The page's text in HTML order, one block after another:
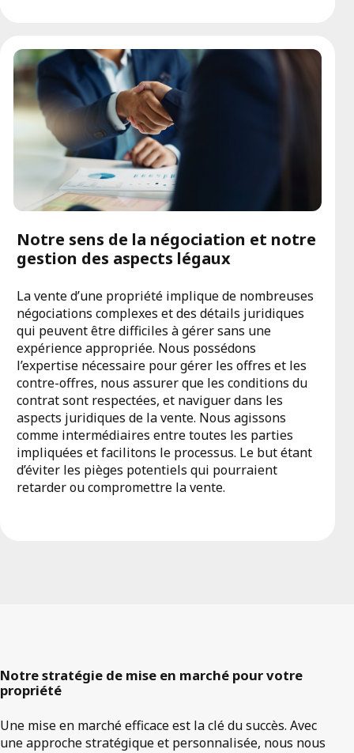
Notre sens de la négociation et notre
gestion des aspects légaux
La vente d’une propriété implique de nombreuses
négociations complexes et des détails juridiques
qui peuvent être difficiles à gérer sans une
expérience appropriée. Nous possédons
l’expertise nécessaire pour gérer les offres et les
contre-offres, nous assurer que les conditions du
contrat sont respectées, et naviguer dans les
aspects juridiques de la vente. Nous agissons
comme intermédiaires entre toutes les parties
impliquées et facilitons le processus. Le but étant
d’éviter les pièges potentiels qui pourraient
retarder ou compromettre la vente.
Notre stratégie de mise en marché pour votre
propriété
Une mise en marché efficace est la clé du succès. Avec
une approche stratégique et personnalisée, nous nous